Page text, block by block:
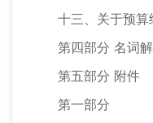
十三、关于预算
第四部分 名词解
第五部分 附件
第一部分